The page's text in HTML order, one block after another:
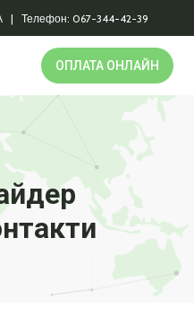
| Телефон: 067-344-42-39
ОПЛАТА ОНЛАЙН